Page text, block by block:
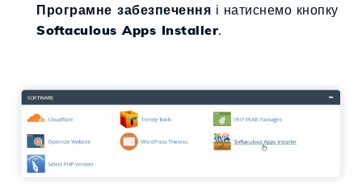
Програмне забезпечення і натиснемо кнопку
Softaculous Apps Installer.